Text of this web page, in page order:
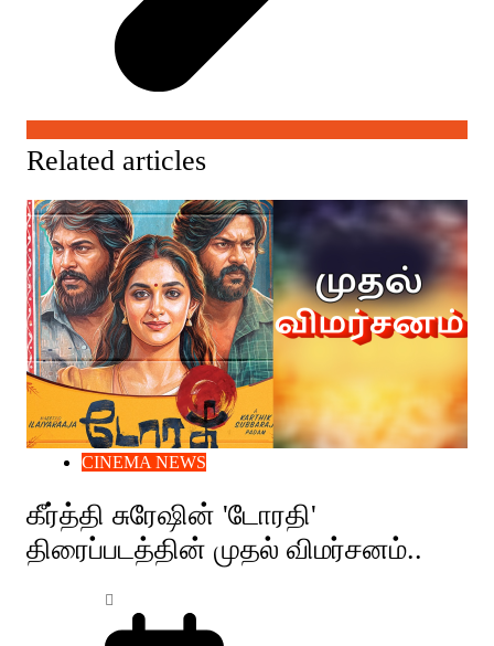
Related articles
CINEMA NEWS
கீர்த்தி சுரேஷின் 'டோரதி'
திரைப்படத்தின் முதல் விமர்சனம்..